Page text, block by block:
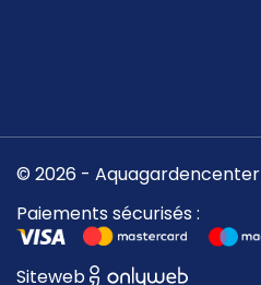
© 2026 - Aquagardencenter
Paiements sécurisés :
Siteweb